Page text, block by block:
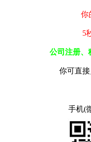
你
5
公司注册、
你可直
手机(